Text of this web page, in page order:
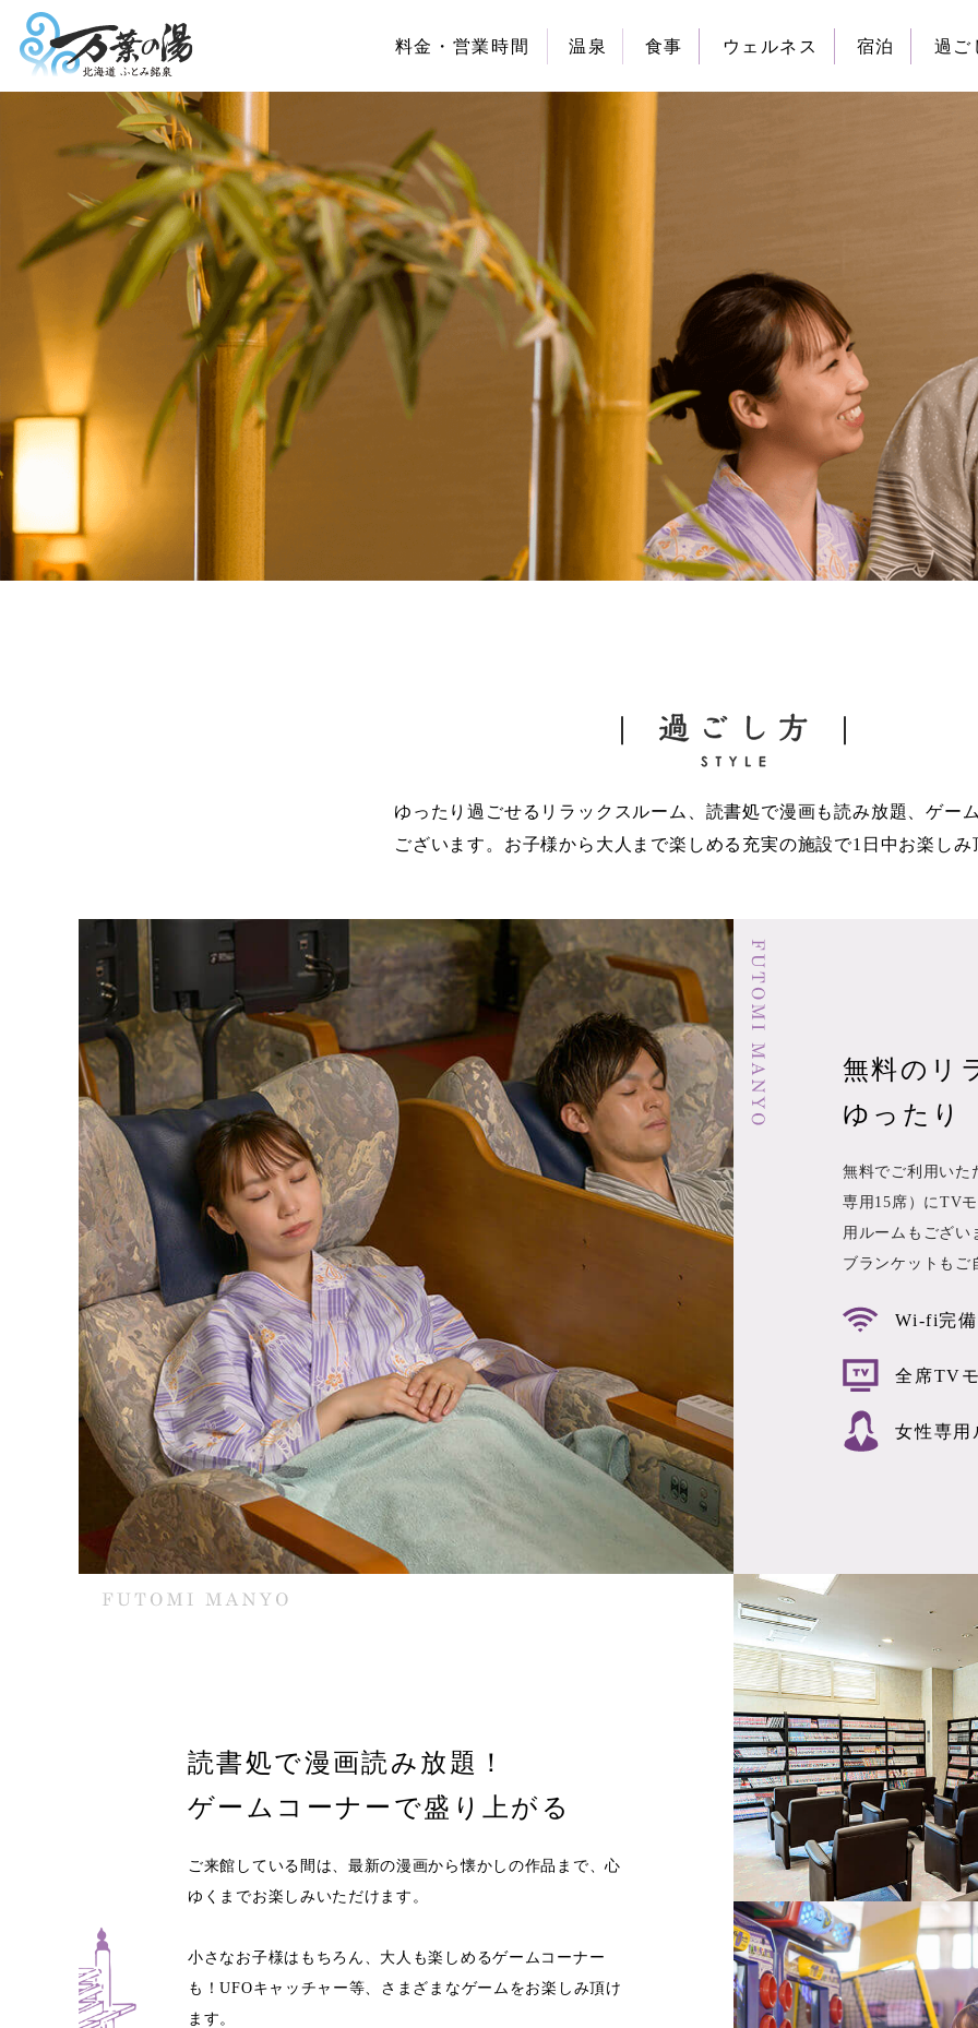
読書処で漫画読み放題！
ゲームコーナーで盛り上がる
ご来館している間は、最新の漫画から懐かしの作品まで、心
ゆくまでお楽しみいただけます。
小さなお子様はもちろん、大人も楽しめるゲームコーナー
も！UFOキャッチャー等、さまざまなゲームをお楽しみ頂け
ます。
無料のリ
ゆったり
無料でご利用いた
専用15席）にTV
用ルームもござい
ブランケットもご
Wi-fi完備
全席TV
女性専用
ゆったり過ごせるリラックスルーム、読書処で漫画も読み放題、ゲー
ございます。お子様から大人まで楽しめる充実の施設で1日中お楽しみ